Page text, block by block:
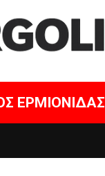
ΕΡΜΙΟΝΙΔΑΣ